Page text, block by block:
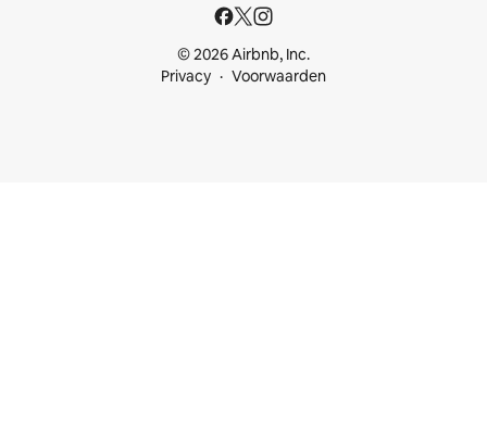
© 2026 Airbnb, Inc.
Privacy
Voorwaarden